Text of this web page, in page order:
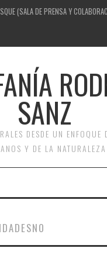
(SALA DE PRENSA Y
SANZ
DESDE UN ENFOQUE
Y DE LA NATURALEZA
(SALA DE